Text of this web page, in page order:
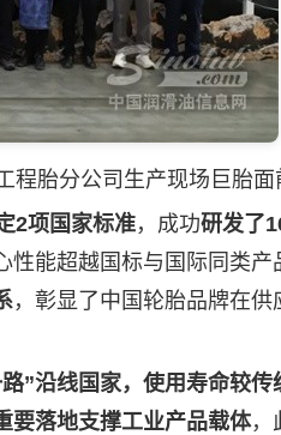
胎分公司生产现场巨胎面
2项国家标准，成功研发了
能超越国标与国际同类产
，彰显了中国轮胎品牌在
”沿线国家，使用寿命较
要落地支撑工业产品载体，